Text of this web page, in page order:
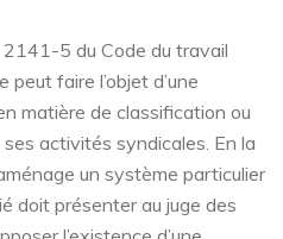
5 du Code du travail
peut faire l’objet d’une
matière de classification ou
activités syndicales. En la
un système particulier
doit présenter au juge des